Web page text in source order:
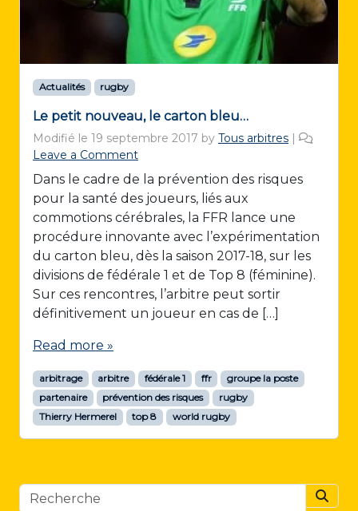
Actualités rugby
Le petit nouveau, le carton bleu…
Modifié le 19 septembre 2017 by Tous arbitres
Leave a Comment
Dans le cadre de la prévention des risques
pour la santé des joueurs, liés aux
commotions cérébrales, la FFR lance une
procédure innovante avec l’expérimentation
du carton bleu, dès la saison 2017-18, sur les
divisions de fédérale 1 et de Top 8 (féminine).
Sur ces rencontres, l’arbitre peut sortir
définitivement un joueur en cas de […]
Read more »
arbitrage arbitre fédérale 1 ffr
groupe la poste
partenaire
prévention des risques
rugby
Thierry Hermerel
top 8 world rugby